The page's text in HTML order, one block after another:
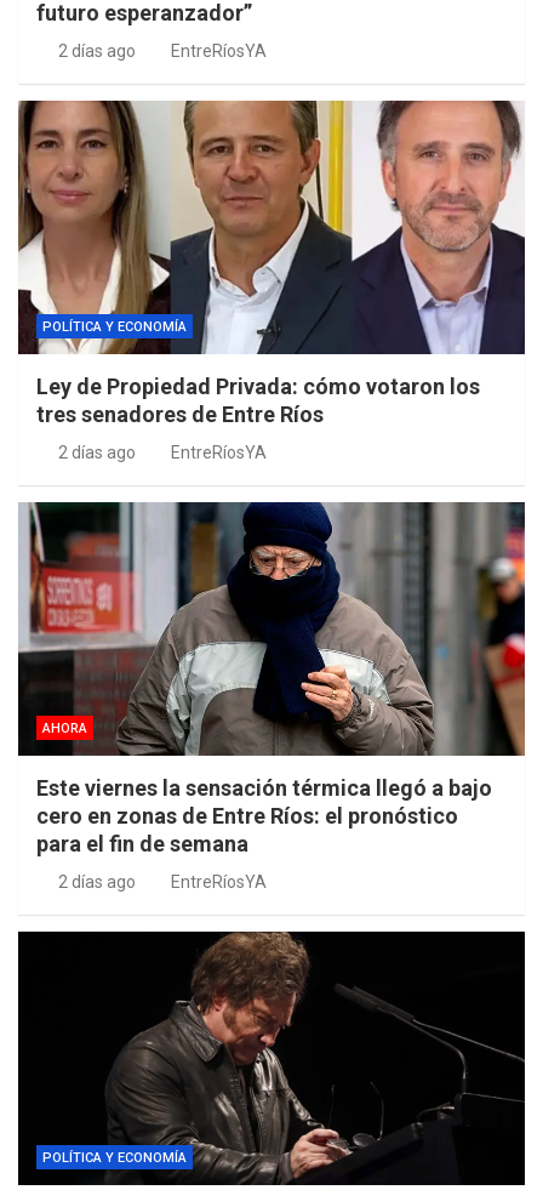
futuro esperanzador”
2 días ago EntreRíosYA
POLÍTICA Y ECONOMÍA
Ley de Propiedad Privada: cómo votaron los
tres senadores de Entre Ríos
2 días ago EntreRíosYA
AHORA
Este viernes la sensación térmica llegó a bajo
cero en zonas de Entre Ríos: el pronóstico
para el fin de semana
2 días ago EntreRíosYA
POLÍTICA Y ECONOMÍA